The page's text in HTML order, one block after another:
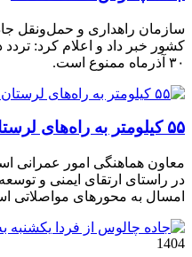
۳۰ آذرماه ممنوع است.
۵۵ کیلومتر به راه‌های لرستان افزوده می‌شود
در راستای ارتقای ایمنی و
امسال به محورهای مواصلاتی
1404